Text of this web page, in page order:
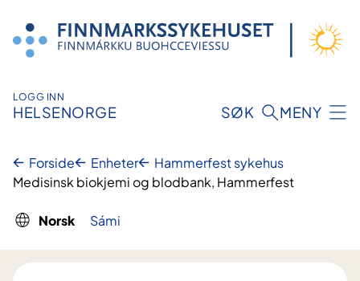
innhold
LOGG INN
HELSENORGE SØK MENY
Forside Enheter
Hammerfest sykehus
Medisinsk biokjemi og blodbank, Hammerfest
Norsk Sámi